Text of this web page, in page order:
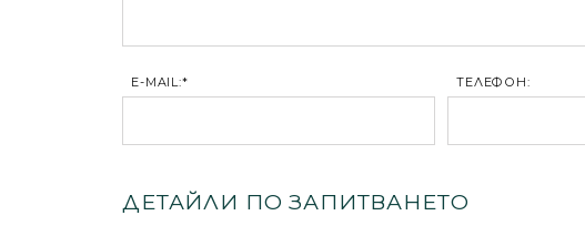
E-MAIL:* ТЕЛЕФОН:
ДЕТАЙЛИ ПО ЗАПИТВАНЕТО